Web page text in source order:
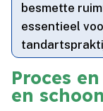
besmette
essentieel
Proces
en